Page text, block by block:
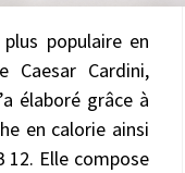
populaire en
Cardini,
élaboré grâce à
en calorie ainsi
12. Elle compose